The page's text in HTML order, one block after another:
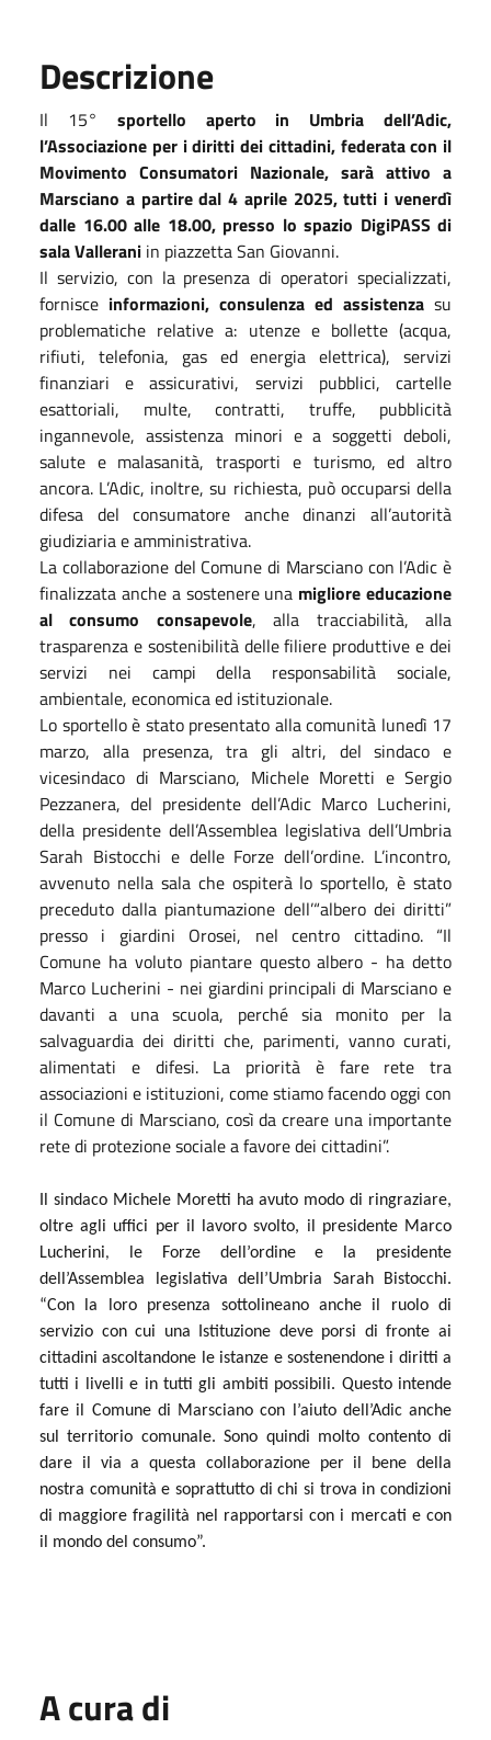
Descrizione
Il 15° sportello aperto in Umbria dell’Adic,
l’Associazione per i diritti dei cittadini, federata con il
Movimento Consumatori Nazionale, sarà attivo a
Marsciano a partire dal 4 aprile 2025, tutti i venerdì
dalle 16.00 alle 18.00, presso lo spazio DigiPASS di
sala Vallerani in piazzetta San Giovanni.
Il servizio, con la presenza di operatori specializzati,
fornisce informazioni, consulenza ed assistenza su
problematiche relative a: utenze e bollette (acqua,
rifiuti, telefonia, gas ed energia elettrica), servizi
finanziari e assicurativi, servizi pubblici, cartelle
esattoriali, multe, contratti, truffe, pubblicità
ingannevole, assistenza minori e a soggetti deboli,
salute e malasanità, trasporti e turismo, ed altro
ancora. L’Adic, inoltre, su richiesta, può occuparsi della
difesa del consumatore anche dinanzi all’autorità
giudiziaria e amministrativa.
La collaborazione del Comune di Marsciano con l’Adic è
finalizzata anche a sostenere una migliore educazione
al consumo consapevole, alla tracciabilità, alla
trasparenza e sostenibilità delle filiere produttive e dei
servizi nei campi della responsabilità sociale,
ambientale, economica ed istituzionale.
Lo sportello è stato presentato alla comunità lunedì 17
marzo, alla presenza, tra gli altri, del sindaco e
vicesindaco di Marsciano, Michele Moretti e Sergio
Pezzanera, del presidente dell’Adic Marco Lucherini,
della presidente dell’Assemblea legislativa dell’Umbria
Sarah Bistocchi e delle Forze dell’ordine. L’incontro,
avvenuto nella sala che ospiterà lo sportello, è stato
preceduto dalla piantumazione dell’“albero dei diritti”
presso i giardini Orosei, nel centro cittadino. “Il
Comune ha voluto piantare questo albero - ha detto
Marco Lucherini - nei giardini principali di Marsciano e
davanti a una scuola, perché sia monito per la
salvaguardia dei diritti che, parimenti, vanno curati,
alimentati e difesi. La priorità è fare rete tra
associazioni e istituzioni, come stiamo facendo oggi con
il Comune di Marsciano, così da creare una importante
rete di protezione sociale a favore dei cittadini”.
Il sindaco Michele Moretti ha avuto modo di ringraziare,
oltre agli uffici per il lavoro svolto, il presidente Marco
Lucherini, le Forze dell’ordine e la presidente
dell’Assemblea legislativa dell’Umbria Sarah Bistocchi.
“Con la loro presenza sottolineano anche il ruolo di
servizio con cui una Istituzione deve porsi di fronte ai
cittadini ascoltandone le istanze e sostenendone i diritti a
tutti i livelli e in tutti gli ambiti possibili. Questo intende
fare il Comune di Marsciano con l’aiuto dell’Adic anche
sul territorio comunale. Sono quindi molto contento di
dare il via a questa collaborazione per il bene della
nostra comunità e soprattutto di chi si trova in condizioni
di maggiore fragilità nel rapportarsi con i mercati e con
il mondo del consumo”.
A cura di